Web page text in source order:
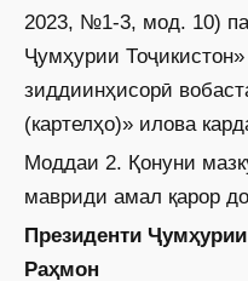
2023, №1-3, мод. 10)
Ҷумҳурии
зиддиинҳисорӣ
(картелҳо)» илова
Моддаи 2. Қонуни
мавриди амал қарор
Президенти
Раҳмон